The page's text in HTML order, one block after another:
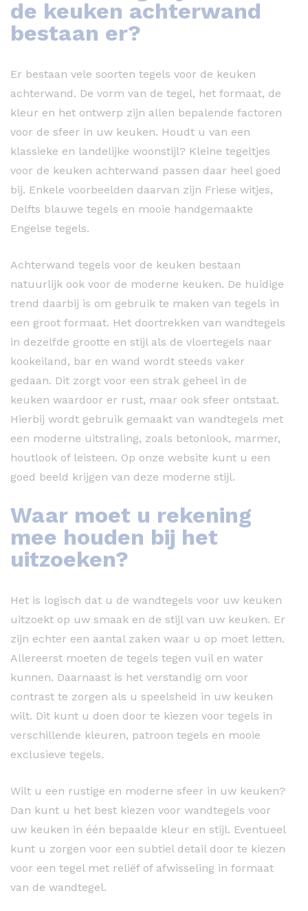
de keuken achterwand
bestaan er?
Er bestaan vele soorten tegels voor de keuken
achterwand. De vorm van de tegel, het formaat, de
kleur en het ontwerp zijn allen bepalende factoren
voor de sfeer in uw keuken. Houdt u van een
klassieke en landelijke woonstijl? Kleine tegeltjes
voor de keuken achterwand passen daar heel goed
bij. Enkele voorbeelden daarvan zijn Friese witjes,
Delfts blauwe tegels en mooie handgemaakte
Engelse tegels.
Achterwand tegels voor de keuken bestaan
natuurlijk ook voor de moderne keuken. De huidige
trend daarbij is om gebruik te maken van tegels in
een groot formaat. Het doortrekken van wandtegels
in dezelfde grootte en stijl als de vloertegels naar
kookeiland, bar en wand wordt steeds vaker
gedaan. Dit zorgt voor een strak geheel in de
keuken waardoor er rust, maar ook sfeer ontstaat.
Hierbij wordt gebruik gemaakt van wandtegels met
een moderne uitstraling, zoals betonlook, marmer,
houtlook of leisteen. Op onze website kunt u een
goed beeld krijgen van deze moderne stijl.
Waar moet u rekening
mee houden bij het
uitzoeken?
Het is logisch dat u de wandtegels voor uw keuken
uitzoekt op uw smaak en de stijl van uw keuken. Er
zijn echter een aantal zaken waar u op moet letten.
Allereerst moeten de tegels tegen vuil en water
kunnen. Daarnaast is het verstandig om voor
contrast te zorgen als u speelsheid in uw keuken
wilt. Dit kunt u doen door te kiezen voor tegels in
verschillende kleuren, patroon tegels en mooie
exclusieve tegels.
Wilt u een rustige en moderne sfeer in uw keuken?
Dan kunt u het best kiezen voor wandtegels voor
uw keuken in één bepaalde kleur en stijl. Eventueel
kunt u zorgen voor een subtiel detail door te kiezen
voor een tegel met reliëf of afwisseling in formaat
van de wandtegel.